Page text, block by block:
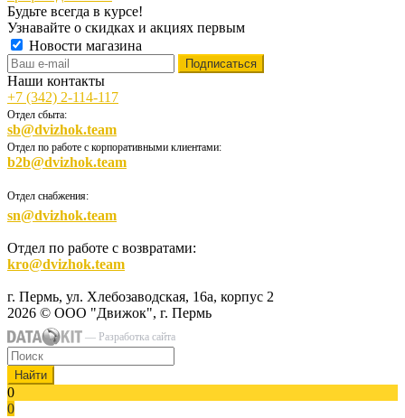
Будьте всегда в курсе!
Узнавайте о скидках и акциях первым
Новости магазина
Наши контакты
+7 (342) 2-114-117
Отдел сбыта:
sb@dvizhok.team
Отдел по работе с корпоративными клиентами:
b2b@dvizhok.team
Отдел снабжения:
sn@dvizhok.team
Отдел по работе с возвратами:
kro@dvizhok.team
г. Пермь, ул. Хлебозаводская, 16а, корпус 2
2026 © ООО "Движок", г. Пермь
— Разработка сайта
Найти
0
0